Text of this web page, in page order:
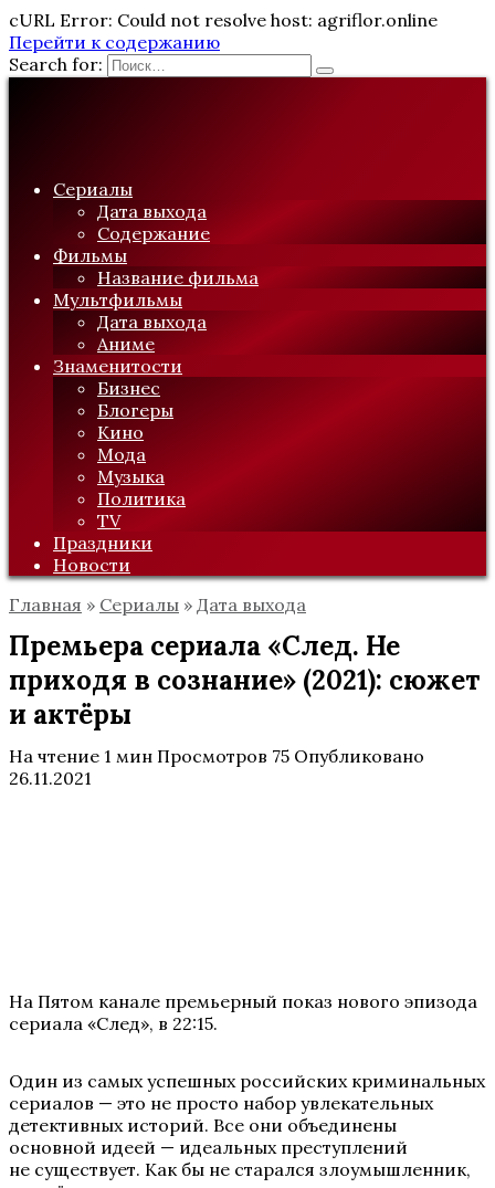
cURL Error: Could not resolve host: agriflor.online
Перейти к содержанию
Search for:
Сериалы
Дата выхода
Содержание
Фильмы
Название фильма
Мультфильмы
Дата выхода
Аниме
Знаменитости
Бизнес
Блогеры
Кино
Мода
Музыка
Политика
TV
Праздники
Новости
Главная » Сериалы » Дата выхода
Премьера сериала «След. Не
приходя в сознание» (2021): сюжет
и актёры
На чтение 1 мин Просмотров 75 Опубликовано
26.11.2021
На Пятом канале премьерный показ нового эпизода
сериала «След», в 22:15.
Один из самых успешных российских криминальных
сериалов — это не просто набор увлекательных
детективных историй. Все они объединены
основной идеей — идеальных преступлений
не существует. Как бы не старался злоумышленник,